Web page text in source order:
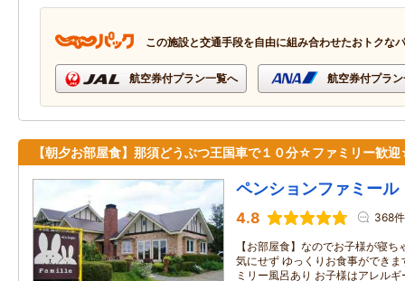
この施設と交通手段を自由に組み合わせたおトクな
航空券付プラン一覧へ 航空券付プラ
【朝夕お部屋食】那須どうぶつ王国車で１０分☆ファミリー歓
ペンションファミール
4.8 368件
【お部屋食】なのでお子様が寝
気にせず ゆっくりお食事ができ
ミリー風呂あり お子様はアレル